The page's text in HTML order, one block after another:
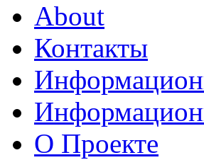
About
Контакты
О Проекте